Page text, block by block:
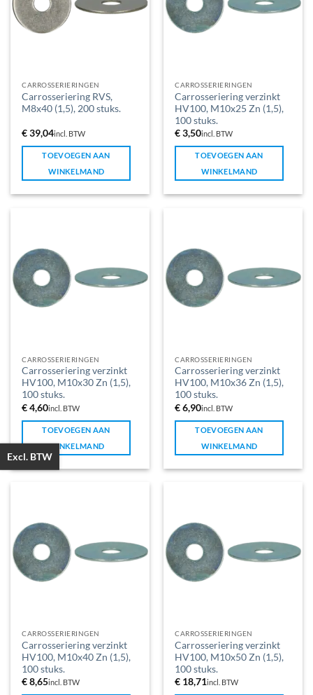
CARROSSERIERINGEN
Carrosseriering RVS,
M8x40 (1,5), 200 stuks.
€39,04incl. BTW
TOEVOEGEN AAN
WINKELMAND
CARROSSERIERINGEN
Carrosseriering verzinkt
HV100, M10x25 Zn (1,5),
100 stuks.
€3,50incl. BTW
TOEVOEGEN AAN
WINKELMAND
CARROSSERIERINGEN
Carrosseriering verzinkt
HV100, M10x30 Zn (1,5),
100 stuks.
€4,60incl. BTW
TOEVOEGEN AAN
WINKELMAND
CARROSSERIERINGEN
Carrosseriering verzinkt
HV100, M10x36 Zn (1,5),
100 stuks.
€6,90incl. BTW
TOEVOEGEN AAN
WINKELMAND
CARROSSERIERINGEN
Carrosseriering verzinkt
HV100, M10x40 Zn (1,5),
100 stuks.
€8,65incl. BTW
CARROSSERIERINGEN
Carrosseriering verzinkt
HV100, M10x50 Zn (1,5),
100 stuks.
€ 18,71incl. BTW
Excl. BTW